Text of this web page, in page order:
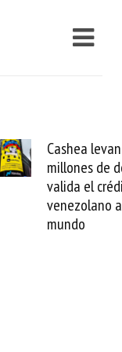
Cashea levanta 100
millones de dólares y
valida el crédito del
venezolano ante el